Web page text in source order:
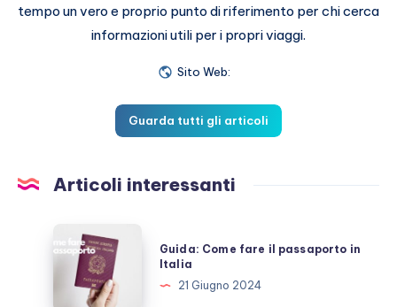
tempo un vero e proprio punto di riferimento per chi cerca
informazioni utili per i propri viaggi.
Sito Web:
Guarda tutti gli articoli
Articoli interessanti
Guida:
Come
fare
Guida: Come fare il passaporto in
Italia
21 Giugno 2024